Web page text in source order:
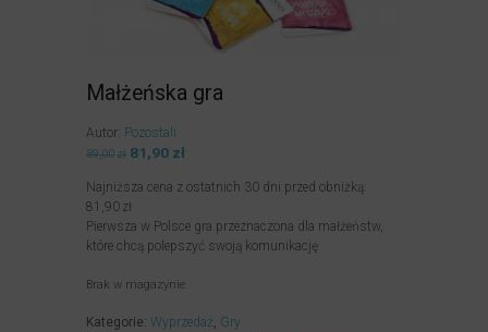
Małżeńska gra
Autor: Pozostali
89,00zł Pierwotna
wynosiła:
89,00zł.
81,90 złAktualna
wynosi:
Najniższa cena z ostatnich 30 dni przed obniżką:
81,90 zł
Pierwsza w Polsce gra przeznaczona dla małżeństw,
które chcą polepszyć swoją komunikację
Brak w magazynie
Kategorie: Wyprzedaż, Gry